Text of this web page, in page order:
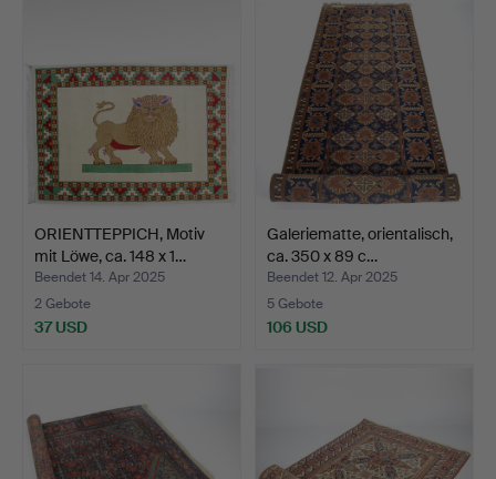
ORIENTTEPPICH, Motiv
mit Löwe, ca. 148 x 1…
Beendet 14. Apr 2025
2 Gebote
37 USD
Galeriematte, orientalisch,
ca. 350 x 89 c…
Beendet 12. Apr 2025
5 Gebote
106 USD